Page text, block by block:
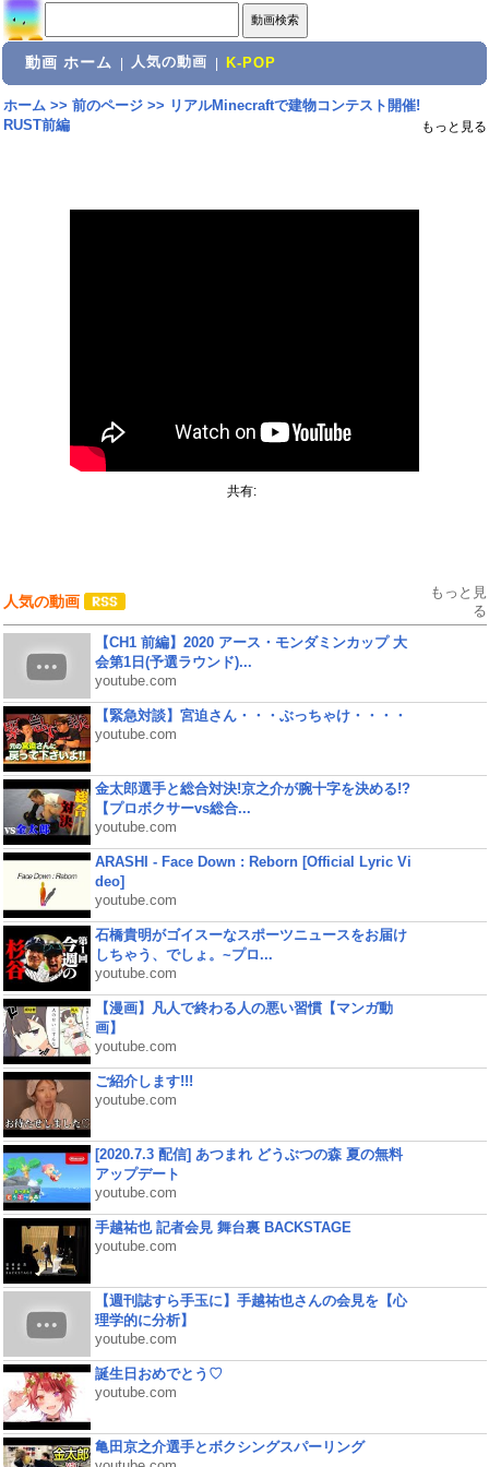
動画 ホーム 人気の動画 K-POP
ホーム>> 前のページ>> リアルMinecraftで建物コンテスト開催!
RUST前編
もっと見る
共有:
人気の動画
もっと見
る
【CH1 前編】2020 アース・モンダミンカップ 大
会第1日(予選ラウンド)...
youtube.com
【緊急対談】宮迫さん・・・ぶっちゃけ・・・・
youtube.com
金太郎選手と総合対決!京之介が腕十字を決める!?
【プロボクサーvs総合...
youtube.com
ARASHI - Face Down : Reborn [Official Lyric Vi
deo]
youtube.com
石橋貴明がゴイスーなスポーツニュースをお届け
しちゃう、でしょ。~プロ...
youtube.com
【漫画】凡人で終わる人の悪い習慣【マンガ動
画】
youtube.com
ご紹介します!!!
youtube.com
[2020.7.3 配信] あつまれ どうぶつの森 夏の無料
アップデート
youtube.com
手越祐也 記者会見 舞台裏 BACKSTAGE
youtube.com
【週刊誌すら手玉に】手越祐也さんの会見を【心
理学的に分析】
youtube.com
誕生日おめでとう♡
youtube.com
亀田京之介選手とボクシングスパーリング